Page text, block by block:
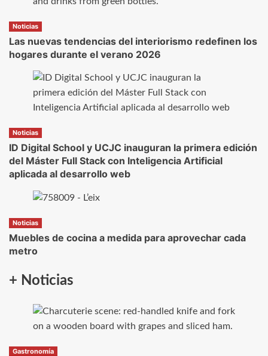
Noticias
Las nuevas tendencias del interiorismo redefinen los
hogares durante el verano 2026
Noticias
ID Digital School y UCJC inauguran la primera edición
del Máster Full Stack con Inteligencia Artificial
aplicada al desarrollo web
Noticias
Muebles de cocina a medida para aprovechar cada
metro
+ Noticias
Gastronomía